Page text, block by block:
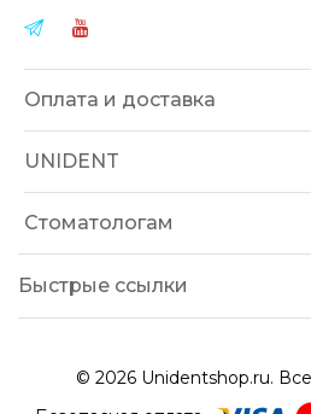
Оплата и доставка
UNIDENT
Стоматологам
Быстрые ссылки
© 2026 Unidentshop.ru.